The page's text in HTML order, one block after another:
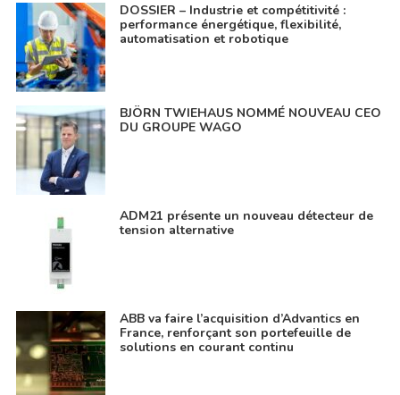
DOSSIER – Industrie et compétitivité :
performance énergétique, flexibilité,
automatisation et robotique
BJÖRN TWIEHAUS NOMMÉ NOUVEAU CEO
DU GROUPE WAGO
ADM21 présente un nouveau détecteur de
tension alternative
ABB va faire l’acquisition d’Advantics en
France, renforçant son portefeuille de
solutions en courant continu